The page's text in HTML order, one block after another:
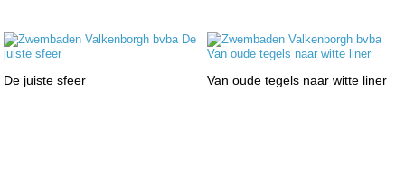
De juiste sfeer Van oude tegels naar witte liner